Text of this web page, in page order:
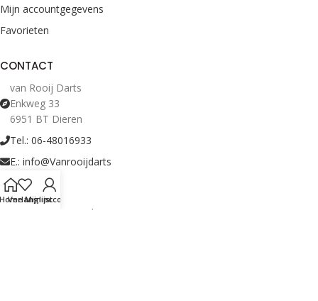
Mijn accountgegevens
Favorieten
CONTACT
van Rooij Darts
Enkweg 33
6951 BT Dieren
Tel.: 06-48016933
E.: info@Vanrooijdarts
Bekijk Openingstijden
Verlanglijst
Mijn account